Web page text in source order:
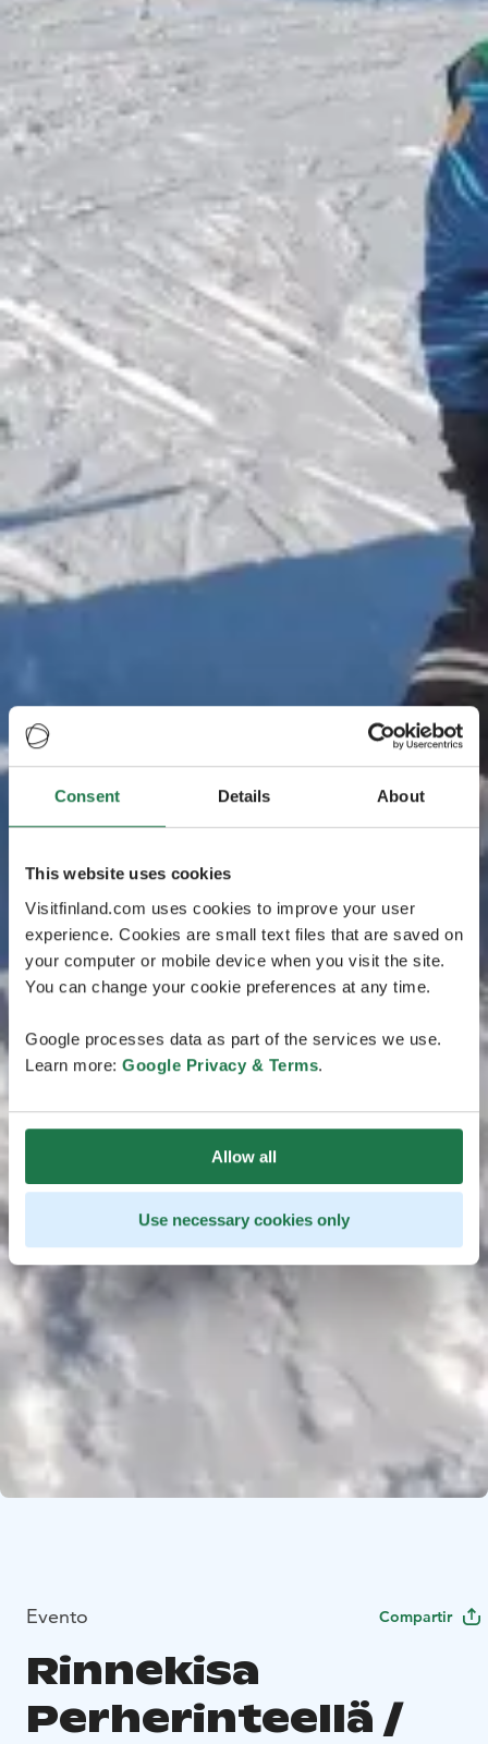
Consent Details About
This website uses cookies
Visitfinland.com uses cookies to improve your user
experience. Cookies are small text files that are saved on
your computer or mobile device when you visit the site.
You can change your cookie preferences at any time.
Google processes data as part of the services we use.
Learn more: Google Privacy & Terms.
Allow all
Use necessary cookies only
Evento Compartir
Rinnekisa
Perherinteellä /